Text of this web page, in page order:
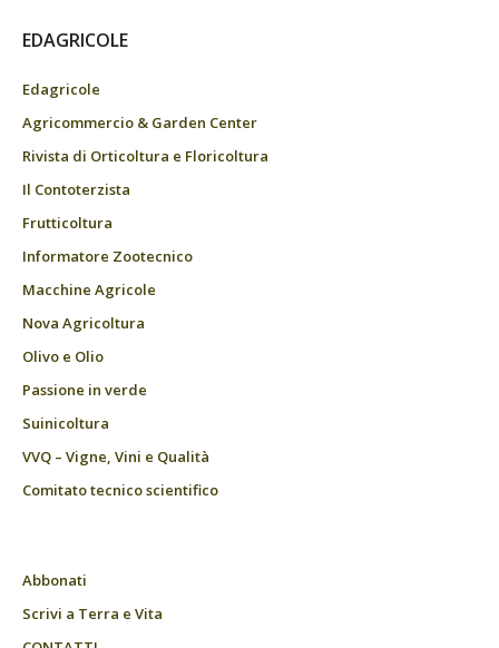
EDAGRICOLE
Edagricole
Agricommercio & Garden Center
Rivista di Orticoltura e Floricoltura
Il Contoterzista
Frutticoltura
Informatore Zootecnico
Macchine Agricole
Nova Agricoltura
Olivo e Olio
Passione in verde
Suinicoltura
VVQ – Vigne, Vini e Qualità
Comitato tecnico scientifico
Abbonati
Scrivi a Terra e Vita